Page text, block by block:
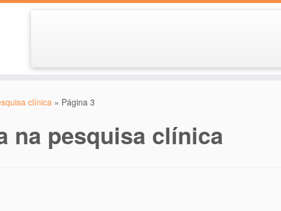
clínica » Página 3
na pesquisa clínica